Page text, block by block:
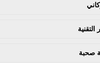
التقنية
صحبة